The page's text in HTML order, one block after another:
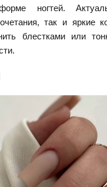
форме ногтей.
так и яркие
блестками или